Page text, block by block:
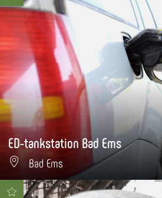
ED-tankstation Bad Ems
Bad Ems